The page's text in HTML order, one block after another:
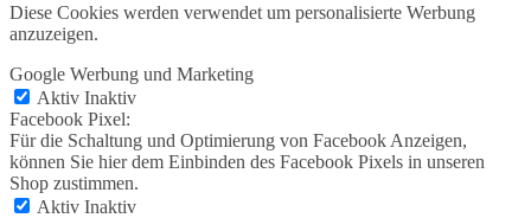
Diese Cookies werden verwendet um personalisierte Werbung
anzuzeigen.
Google Werbung und Marketing
Aktiv Inaktiv
Facebook Pixel:
Für die Schaltung und Optimierung von Facebook Anzeigen,
können Sie hier dem Einbinden des Facebook Pixels in unseren
Shop zustimmen.
Aktiv Inaktiv